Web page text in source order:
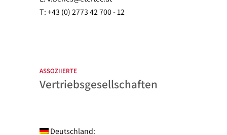
T: +43 (0) 2773 42 700 - 12
ASSOZIIERTE
Vertriebsgesellschaften
Deutschland: